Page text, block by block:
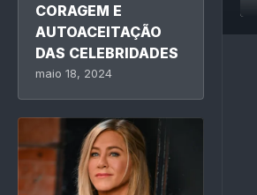
CORAGEM E
AUTOACEITAÇÃO
DAS CELEBRIDADES
maio 18, 2024